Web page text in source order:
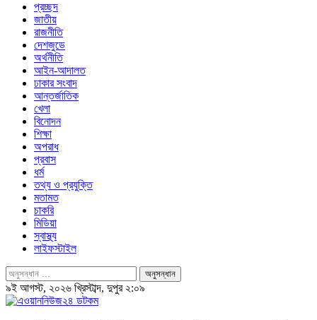
প্রচ্ছদ
জাতীয়
রাজনীতি
দেশজুডে
অর্থনীতি
আইন-আদালত
ঢাকার সংবাদ
আন্তর্জাতিক
খেলা
বিনোদন
শিক্ষা
অপরাধ
প্রবাস
ধর্ম
তথ্য ও প্রযুক্তি
মতামত
চাকরি
মিডিয়া
স্বাস্থ্য
লাইফস্টাইল
৯ই আগস্ট, ২০২৬ খ্রিস্টাব্দ, দুপুর ২:০৯